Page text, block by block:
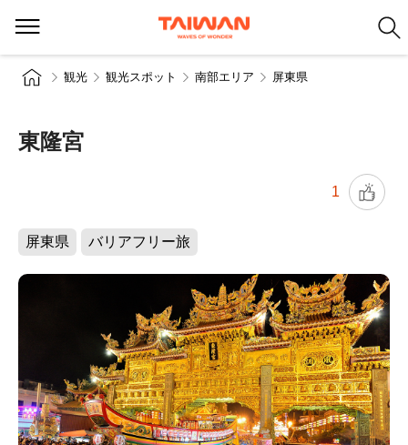
観光 観光スポット 南部エリア 屏東県
東隆宮
1
屏東県 バリアフリー旅